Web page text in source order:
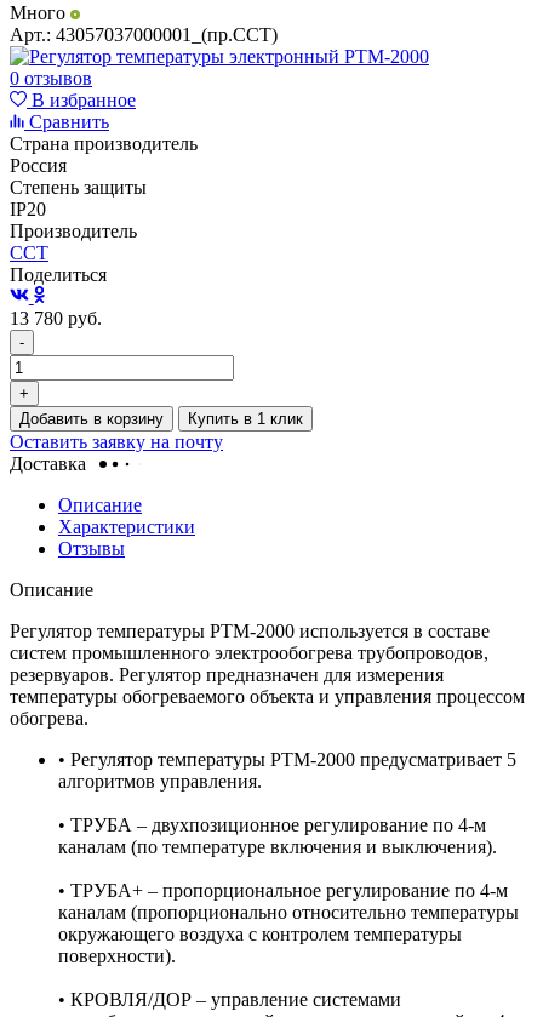
Много
Арт.: 43057037000001_(пр.ССТ)
0 отзывов
В избранное
Сравнить
Страна производитель
Россия
Степень защиты
IP20
Производитель
ССТ
Поделиться
13 780 руб.
-
+
Добавить в корзину
Купить в 1 клик
Оставить заявку на почту
Доставка
Описание
Характеристики
Отзывы
Описание
Регулятор температуры PТМ-2000 используется в составе
систем промышленного электрообогрева трубопроводов,
резервуаров. Регулятор предназначен для измерения
температуры обогреваемого объекта и управления процессом
обогрева.
• Регулятор температуры РТМ-2000 предусматривает 5
алгоритмов управления.
• ТРУБА – двухпозиционное регулирование по 4-м
каналам (по температуре включения и выключения).
• ТРУБА+ – пропорциональное регулирование по 4-м
каналам (пропорционально относительно температуры
окружающего воздуха с контролем температуры
поверхности).
• КРОВЛЯ/ДОР – управление системами